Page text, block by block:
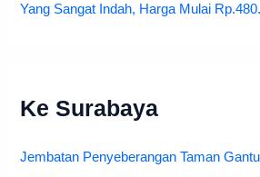
Yang Sangat Indah, Harga Mulai
Ke Surabaya
Jembatan Penyeberangan Taman